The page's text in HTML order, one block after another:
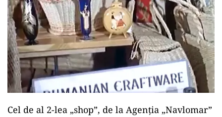
Cel de al 2-lea „shop”, de la Agenţia „Navlomar”